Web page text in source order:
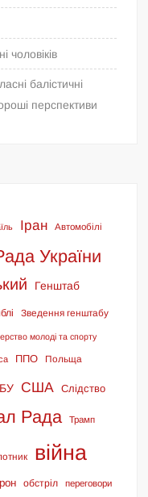
чоловіків
балістичні
перспективи
Іран Автомобілі
України
Генштаб
Зведення генштабу
молоді та спорту
ППО Польща
США Слідство
Рада Трамп
війна
обстріл переговори